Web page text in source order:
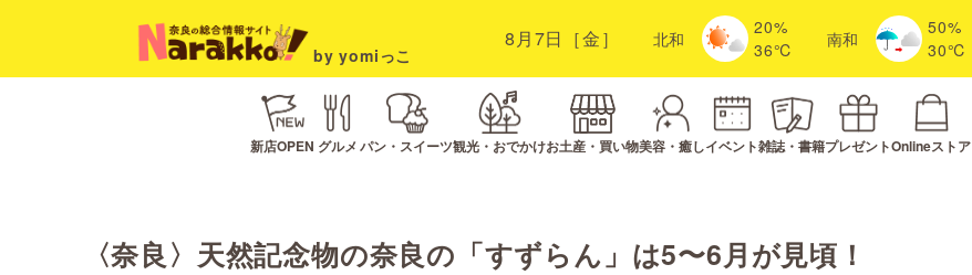
by yomiっこ
8月7日［金］ 北和
20%
36℃
南和
50%
30℃
新店OPEN グルメ パン・スイーツ観光・おでかけお土産・買い物美容・癒しイベント雑誌・書籍プレゼントOnlineストア
〈奈良〉天然記念物の奈良の「すずらん」は5〜6月が見頃！